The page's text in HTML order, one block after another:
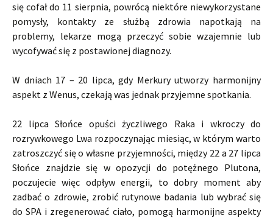
się cofał do 11 sierpnia, powrócą niektóre niewykorzystane
pomysły, kontakty ze służbą zdrowia napotkają na
problemy, lekarze mogą przeczyć sobie wzajemnie lub
wycofywać się z postawionej diagnozy.
W dniach 17 – 20 lipca, gdy Merkury utworzy harmonijny
aspekt z Wenus, czekają was jednak przyjemne spotkania.
22 lipca Słońce opuści życzliwego Raka i wkroczy do
rozrywkowego Lwa rozpoczynając miesiąc, w którym warto
zatroszczyć się o własne przyjemności, między 22 a 27 lipca
Słońce znajdzie się w opozycji do potężnego Plutona,
poczujecie więc odpływ energii, to dobry moment aby
zadbać o zdrowie, zrobić rutynowe badania lub wybrać się
do SPA i zregenerować ciało, pomogą harmonijne aspekty